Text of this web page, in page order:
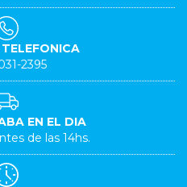
2395
EN EL DIA
de las 14hs.